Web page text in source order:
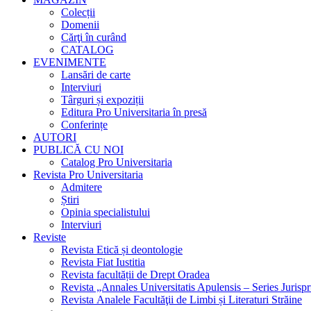
Colecții
Domenii
Cărţi în curând
CATALOG
EVENIMENTE
Lansări de carte
Interviuri
Târguri și expoziții
Editura Pro Universitaria în presă
Conferințe
AUTORI
PUBLICĂ CU NOI
Catalog Pro Universitaria
Revista Pro Universitaria
Admitere
Știri
Opinia specialistului
Interviuri
Reviste
Revista Etică și deontologie
Revista Fiat Iustitia
Revista facultății de Drept Oradea
Revista „Annales Universitatis Apulensis – Series
Revista Analele Facultăţii de Limbi și Literaturi Străine